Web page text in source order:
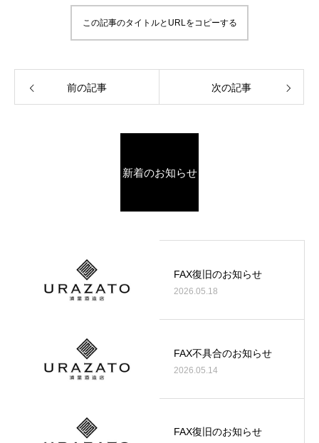
この記事のタイトルとURLをコピーする
前の記事 次の記事
新着のお知らせ
FAX復旧のお知らせ
2026.05.18
FAX不具合のお知らせ
2026.05.14
FAX復旧のお知らせ